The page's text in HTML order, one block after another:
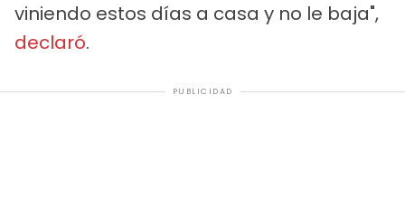
viniendo estos días a casa y no le baja",
declaró.
PUBLICIDAD